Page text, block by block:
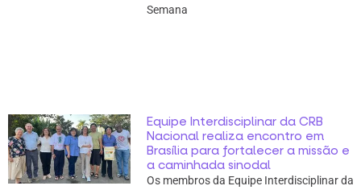
Semana
Equipe Interdisciplinar da CRB
Nacional realiza encontro em
Brasília para fortalecer a missão e
a caminhada sinodal
Os membros da Equipe Interdisciplinar da